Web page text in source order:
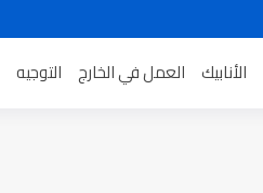
الأنابيك العمل في الخارج التوجيه